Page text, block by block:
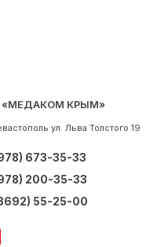
«МЕДАКОМ КРЫМ»
ул. Льва Толстого 19
673-35-33
200-35-33
55-25-00